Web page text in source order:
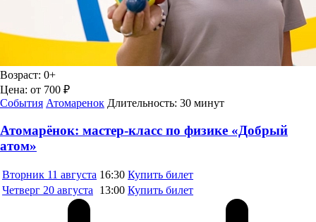
Возраст: 0+
Цена: от 700 ₽
События Атомаренок Длительность: 30 минут
Атомарёнок: мастер-класс по физике «Добрый
атом»
Вторник 11 августа 16:30 Купить билет
Четверг 20 августа 13:00 Купить билет